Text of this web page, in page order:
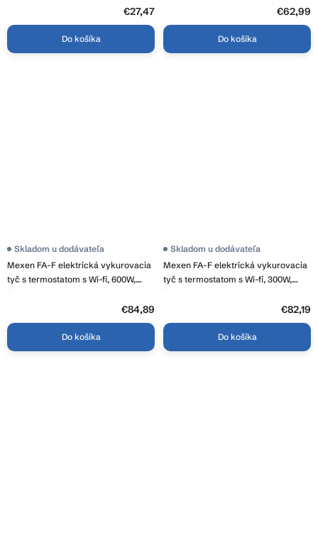
€27,47
Do košíka
€62,99
Do košíka
Mexen FA-F elektrická vykurovacia
tyč s termostatom s Wi-fi, 600W,
čierna, W953-0600-70
Skladom u dodávateľa
€84,89
Do košíka
Mexen FA-F elektrická vykurovacia
tyč s termostatom s Wi-fi, 300W,
čierna, W953-0300-70
Skladom u dodávateľa
€82,19
Do košíka